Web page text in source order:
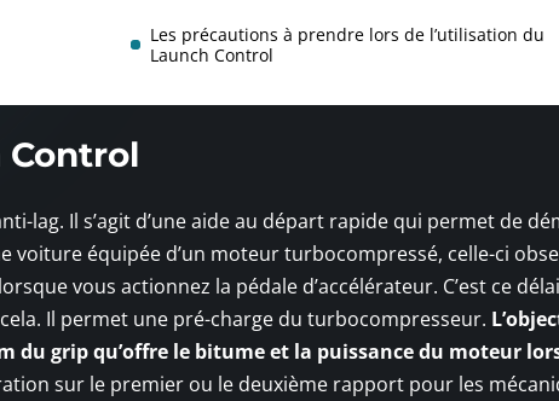
Les précautions à prendre lors de l’utilisation du
Launch Control
Control
lag. Il s’agit d’une aide au départ rapide qui permet de
voiture équipée d’un moteur turbocompressé, celle-ci
vous actionnez la pédale d’accélérateur. C’est ce
Il permet une pré-charge du turbocompresseur.
du grip qu’offre le bitume et la puissance du moteur
sur le premier ou le deuxième rapport pour les